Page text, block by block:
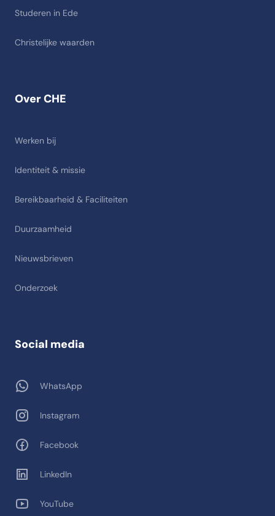
Over CHE
Werken bij
Identiteit & missie
Bereikbaarheid & Faciliteiten
Duurzaamheid
Nieuwsbrieven
Onderzoek
Studeren in Ede
Christelijke waarden
Social media
WhatsApp
Instagram
Facebook
LinkedIn
YouTube